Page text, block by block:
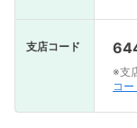
支店コード
※支
コ